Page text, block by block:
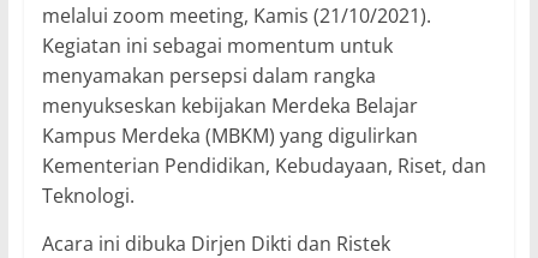
melalui zoom meeting, Kamis (21/10/2021).
Kegiatan ini sebagai momentum untuk
menyamakan persepsi dalam rangka
menyukseskan kebijakan Merdeka Belajar
Kampus Merdeka (MBKM) yang digulirkan
Kementerian Pendidikan, Kebudayaan, Riset, dan
Teknologi.
Acara ini dibuka Dirjen Dikti dan Ristek